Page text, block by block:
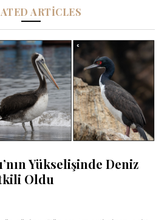
ARTICLES
Yükselişinde Deniz
Oldu